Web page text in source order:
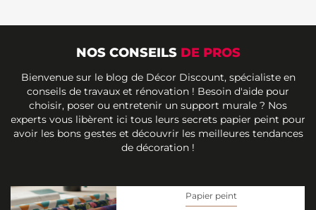
NOS CONSEILS DE PROS
Bienvenue sur le blog de Décor Discount, spécialiste en
conseils de travaux et rénovation ! Besoin d'aide pour
choisir, poser ou entretenir un support murale ? Nos
experts vous libèrent ici tous leurs secrets papier peint pour
avoir les bons gestes et découvrir les meilleures tendances
de décoration !
Papier peint